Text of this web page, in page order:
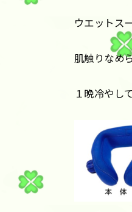
ウエットス
肌触りなめ
１晩冷やし